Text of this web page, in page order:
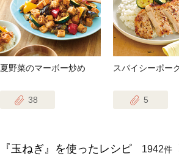
夏野菜のマーボー炒め
38
スパイシーポー
5
『玉ねぎ』を使ったレシピ 1942件